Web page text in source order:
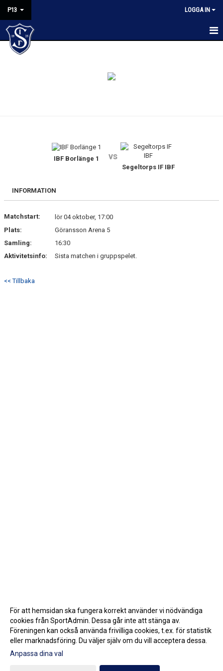
P13 LOGGA IN
HEM
IBF Borlänge 1 vs
Segeltorps IF IBF
INFORMATION
Matchstart:
lör 04 oktober, 17:00
Plats:
Göransson Arena 5
Samling:
16:30
Aktivitetsinfo:
Sista matchen i gruppspelet.
<< Tillbaka
Gå till Webbversion
För att hemsidan ska fungera korrekt använder vi nödvändiga
cookies från SportAdmin. Dessa går inte att stänga av.
Föreningen kan också använda frivilliga cookies, t.ex. för statistik
eller marknadsföring. Du väljer själv om du vill acceptera dessa.
Anpassa dina val